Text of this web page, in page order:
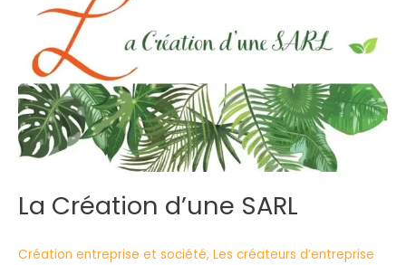
La Création d’une SARL
Création entreprise et société, Les créateurs d’entreprise